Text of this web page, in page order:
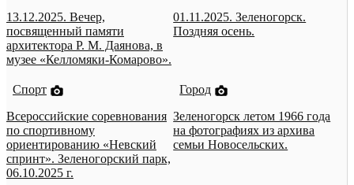
13.12.2025. Вечер,
посвященный памяти
архитектора Р. М. Даянова, в
музее «Келломяки-Комарово».
01.11.2025. Зеленогорск.
Поздняя осень.
Спорт
Всероссийские соревнования
по спортивному
ориентированию «Невский
спринт». Зеленогорский парк,
06.10.2025 г.
Город
Зеленогорск летом 1966 года
на фотографиях из архива
семьи Новосельских.